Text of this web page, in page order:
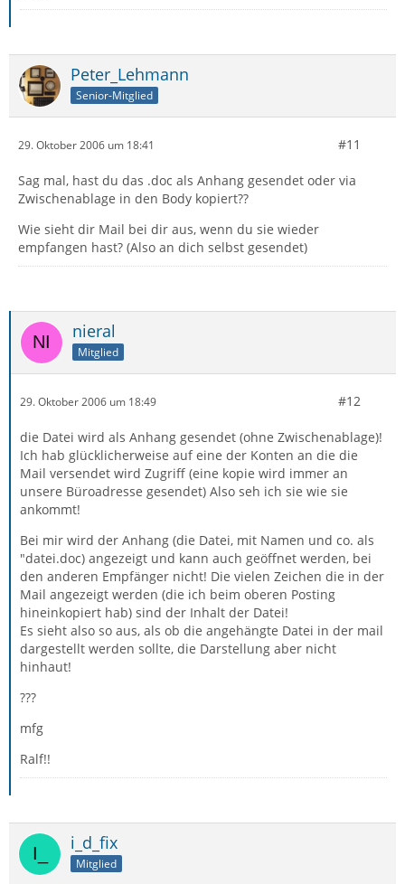
Peter_Lehmann
Senior-Mitglied
29. Oktober 2006 um 18:41 #11
Sag mal, hast du das .doc als Anhang gesendet oder via
Zwischenablage in den Body kopiert??
Wie sieht dir Mail bei dir aus, wenn du sie wieder
empfangen hast? (Also an dich selbst gesendet)
nieral
Mitglied
29. Oktober 2006 um 18:49 #12
die Datei wird als Anhang gesendet (ohne Zwischenablage)!
Ich hab glücklicherweise auf eine der Konten an die die
Mail versendet wird Zugriff (eine kopie wird immer an
unsere Büroadresse gesendet) Also seh ich sie wie sie
ankommt!
Bei mir wird der Anhang (die Datei, mit Namen und co. als
"datei.doc) angezeigt und kann auch geöffnet werden, bei
den anderen Empfänger nicht! Die vielen Zeichen die in der
Mail angezeigt werden (die ich beim oberen Posting
hineinkopiert hab) sind der Inhalt der Datei!
Es sieht also so aus, als ob die angehängte Datei in der mail
dargestellt werden sollte, die Darstellung aber nicht
hinhaut!
???
mfg
Ralf!!
i_d_fix
Mitglied